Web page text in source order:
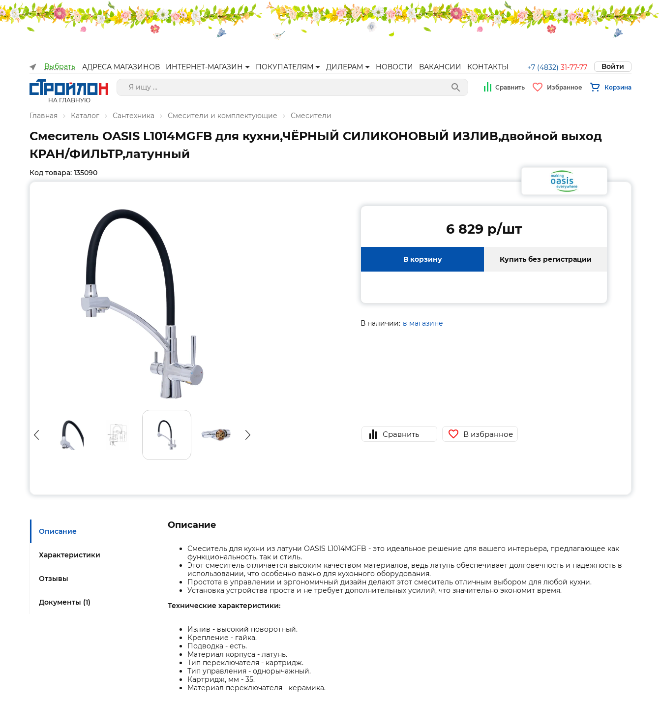
Выбрать АДРЕСА МАГАЗИНОВ ИНТЕРНЕТ-МАГАЗИН ПОКУПАТЕЛЯМ ДИЛЕРАМ НОВОСТИ ВАКАНСИИ КОНТАКТЫ +7 (4832) 31-77-77 Войти
НА ГЛАВНУЮ
Сравнить Избранное Корзина
Главная Каталог Сантехника Смесители и комплектующие Смесители
Смеситель OASIS L1014MGFB для кухни,ЧЁРНЫЙ СИЛИКОНОВЫЙ ИЗЛИВ,двойной выход
КРАН/ФИЛЬТР,латунный
Код товара: 135090
6 829 p/шт
В корзину Купить без регистрации
В наличии: в магазине
Сравнить В избранное
Описание
Характеристики
Отзывы
Документы (1)
Описание
Смеситель для кухни из латуни OASIS L1014MGFB - это идеальное решение для вашего интерьера, предлагающее как
функциональность, так и стиль.
Этот смеситель отличается высоким качеством материалов, ведь латунь обеспечивает долговечность и надежность в
использовании, что особенно важно для кухонного оборудования.
Простота в управлении и эргономичный дизайн делают этот смеситель отличным выбором для любой кухни.
Установка устройства проста и не требует дополнительных усилий, что значительно экономит время.
Технические характеристики:
Излив - высокий поворотный.
Крепление - гайка.
Подводка - есть.
Материал корпуса - латунь.
Тип переключателя - картридж.
Тип управления - однорычажный.
Картридж, мм - 35.
Материал переключателя - керамика.